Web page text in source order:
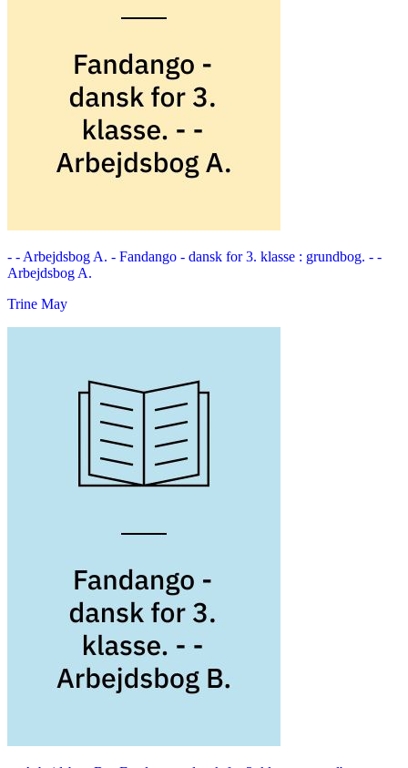
- - Arbejdsbog A. - Fandango - dansk for 3. klasse : grundbog. - -
Arbejdsbog A.
Trine May